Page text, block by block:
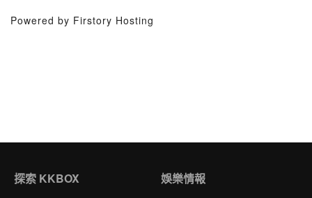
Powered by Firstory Hosting
探索 KKBOX 娛樂情報